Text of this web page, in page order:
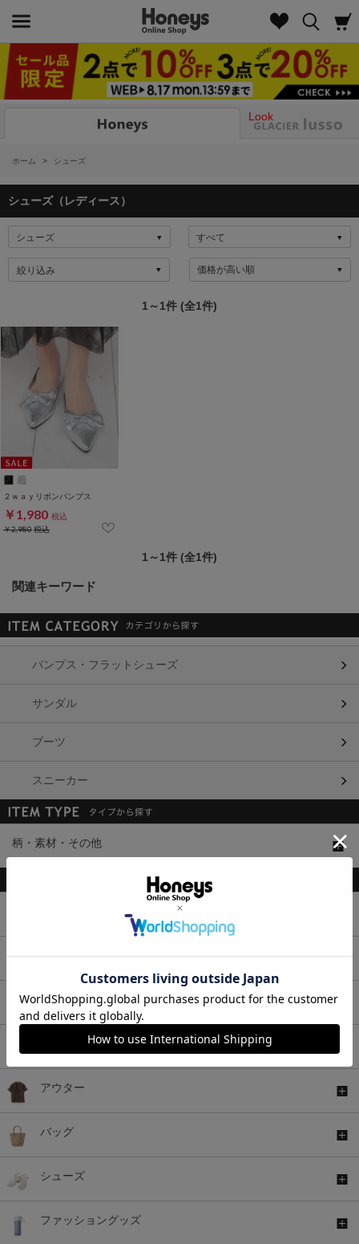
Look
ホーム > シューズ
シューズ（レディース）
絞り込み
1～1件 (全1件)
２ｗａｙリボンパンプス
￥1,980 税込
￥2,980税込
1～1件 (全1件)
関連キーワード
パンプス・フラットシューズ
サンダル
ブーツ
スニーカー
柄・素材・その他
ボトムス
ワンピース
セットアップ
アウター
バッグ
シューズ
ファッショングッズ